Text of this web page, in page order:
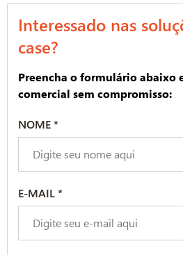
Interessado nas
case?
Preencha o formulário abaixo
comercial sem compromisso:
NOME *
E-MAIL *